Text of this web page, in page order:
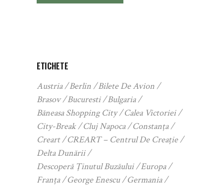
ETICHETE
Austria Berlin
Bilete De Avion
Brasov
Bucuresti
Bulgaria
Băneasa Shopping City
Calea Victoriei
City-Break
Cluj Napoca
Constanța
Creart
CREART – Centrul De Creație
Delta Dunării
Descoperă Ținutul Buzăului
Europa
Franța
George Enescu
Germania